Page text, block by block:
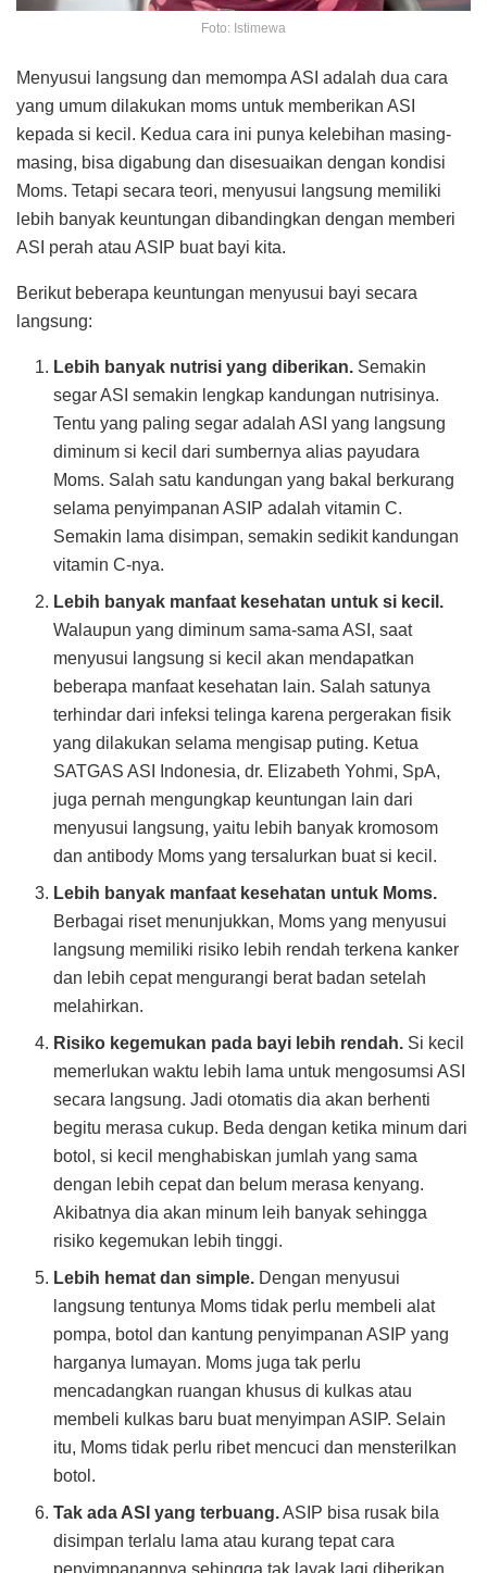
Foto: Istimewa
Menyusui langsung dan memompa ASI adalah dua cara
yang umum dilakukan moms untuk memberikan ASI
kepada si kecil. Kedua cara ini punya kelebihan masing-
masing, bisa digabung dan disesuaikan dengan kondisi
Moms. Tetapi secara teori, menyusui langsung memiliki
lebih banyak keuntungan dibandingkan dengan memberi
ASI perah atau ASIP buat bayi kita.
Berikut beberapa keuntungan menyusui bayi secara
langsung:
Lebih banyak nutrisi yang diberikan. Semakin
segar ASI semakin lengkap kandungan nutrisinya.
Tentu yang paling segar adalah ASI yang langsung
diminum si kecil dari sumbernya alias payudara
Moms. Salah satu kandungan yang bakal berkurang
selama penyimpanan ASIP adalah vitamin C.
Semakin lama disimpan, semakin sedikit kandungan
vitamin C-nya.
Lebih banyak manfaat kesehatan untuk si kecil.
Walaupun yang diminum sama-sama ASI, saat
menyusui langsung si kecil akan mendapatkan
beberapa manfaat kesehatan lain. Salah satunya
terhindar dari infeksi telinga karena pergerakan fisik
yang dilakukan selama mengisap puting. Ketua
SATGAS ASI Indonesia, dr. Elizabeth Yohmi, SpA,
juga pernah mengungkap keuntungan lain dari
menyusui langsung, yaitu lebih banyak kromosom
dan antibody Moms yang tersalurkan buat si kecil.
Lebih banyak manfaat kesehatan untuk Moms.
Berbagai riset menunjukkan, Moms yang menyusui
langsung memiliki risiko lebih rendah terkena kanker
dan lebih cepat mengurangi berat badan setelah
melahirkan.
Risiko kegemukan pada bayi lebih rendah. Si kecil
memerlukan waktu lebih lama untuk mengosumsi ASI
secara langsung. Jadi otomatis dia akan berhenti
begitu merasa cukup. Beda dengan ketika minum dari
botol, si kecil menghabiskan jumlah yang sama
dengan lebih cepat dan belum merasa kenyang.
Akibatnya dia akan minum leih banyak sehingga
risiko kegemukan lebih tinggi.
Lebih hemat dan simple. Dengan menyusui
langsung tentunya Moms tidak perlu membeli alat
pompa, botol dan kantung penyimpanan ASIP yang
harganya lumayan. Moms juga tak perlu
mencadangkan ruangan khusus di kulkas atau
membeli kulkas baru buat menyimpan ASIP. Selain
itu, Moms tidak perlu ribet mencuci dan mensterilkan
botol.
Tak ada ASI yang terbuang.ASIP bisa rusak bila
disimpan terlalu lama atau kurang tepat cara
penyimpanannya sehingga tak layak lagi diberikan